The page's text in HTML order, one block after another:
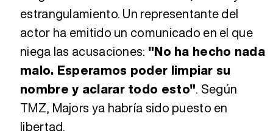
estrangulamiento. Un representante del
actor ha emitido un comunicado en el que
niega las acusaciones: "No ha hecho nada
malo. Esperamos poder limpiar su
nombre y aclarar todo esto". Según
TMZ, Majors ya habría sido puesto en
libertad.